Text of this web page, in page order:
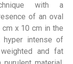
with a
of an oval
x 10 cm in the
hyper intense of
and fat